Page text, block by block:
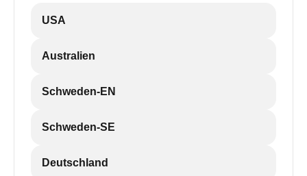
USA
Australien
Schweden-EN
Schweden-SE
Deutschland